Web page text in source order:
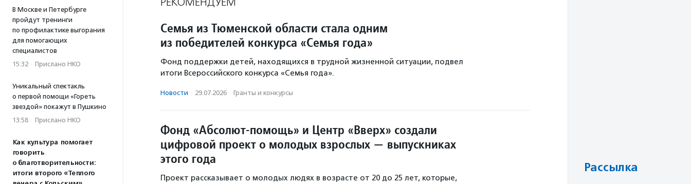
В Москве и Петербурге
пройдут тренинги
по профилактике выгорания
для помогающих
специалистов
15:32 · Прислано НКО
Уникальный спектакль
о первой помощи «Гореть
звездой» покажут в Пушкино
13:58 · Прислано НКО
Как культура помогает
говорить
о благотворительности:
итоги второго «Теплого
Семья из Тюменской области стала одним
из победителей конкурса «Семья года»
Фонд поддержки детей, находящихся в трудной жизненной ситуации, подвел
итоги Всероссийского конкурса «Семья года».
Новости · 29.07.2026 · Гранты и конкурсы
Фонд «Абсолют-помощь» и Центр «Вверх» создали
цифровой проект о молодых взрослых — выпускниках
этого года
Проект рассказывает о молодых людях в возрасте от 20 до 25 лет, которые,
Рассылка